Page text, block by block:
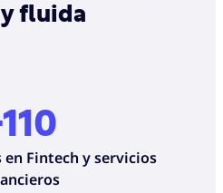
fluida
Fintech y servicios